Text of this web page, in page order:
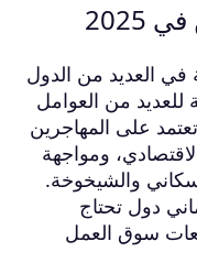
الحاجة في العديد من الدول
للعديد من العوامل
على المهاجرين
ومواجهة
والشيخوخة.
دول تحتاج
على توقعات سوق العمل